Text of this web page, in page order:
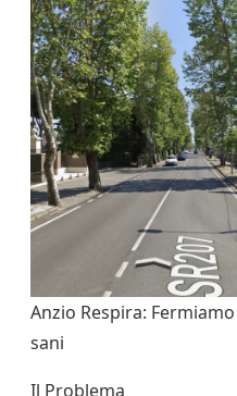
Anzio Respira:
sani
Il Problema